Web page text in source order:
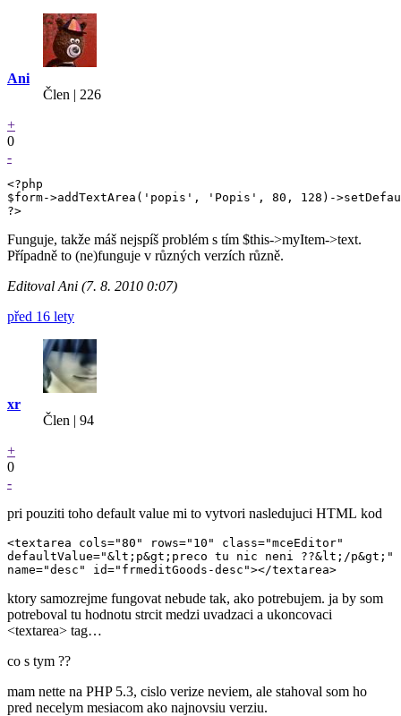
Ani
Člen | 226
+
0
-
<?php
$form->addTextArea('popis', 'Popis', 80, 128)-
?>
Funguje, takže máš nejspíš problém s tím $this->myItem->text.
Případně to (ne)funguje v různých verzích různě.
Editoval Ani (7. 8. 2010 0:07)
před 16 lety
xr
Člen | 94
+
0
-
pri pouziti toho default value mi to vytvori nasledujuci HTML kod
<textarea cols="80" rows="10" class="mceEditor"
defaultValue="&lt;p&gt;preco tu nic neni ??&lt;/p&gt;"
ktory samozrejme fungovat nebude tak, ako potrebujem. ja by som
potreboval tu hodnotu strcit medzi uvadzaci a ukoncovaci
<textarea> tag…
co s tym ??
mam nette na PHP 5.3, cislo verize neviem, ale stahoval som ho
pred necelym mesiacom ako najnovsiu verziu.